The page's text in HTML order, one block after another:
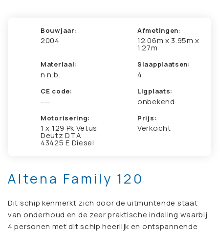
Bouwjaar:
2004
Afmetingen:
12.06m x 3.95m x
1.27m
Materiaal:
n.n.b.
Slaapplaatsen:
4
CE code:
---
Ligplaats:
onbekend
Motorisering:
1 x 129 Pk Vetus
Deutz DTA
43425 E Diesel
Prijs:
Verkocht
Altena Family 120
Dit schip kenmerkt zich door de uitmuntende staat
van onderhoud en de zeer praktische indeling waarbij
4 personen met dit schip heerlijk en ontspannende